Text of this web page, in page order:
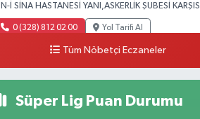
İ SİNA HASTANESİ YANI,ASKERLİK ŞUBESİ KARŞISI
0 (328) 812 02 00 Yol Tarifi Al
Tüm Nöbetçi Eczaneler
Süper Lig Puan Durumu